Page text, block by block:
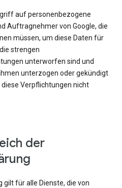
auf personenbezogene
Auftragnehmer von Google, die
müssen, um diese Daten für
strengen
unterworfen sind und
unterzogen oder gekündigt
Verpflichtungen nicht
der
für alle Dienste, die von